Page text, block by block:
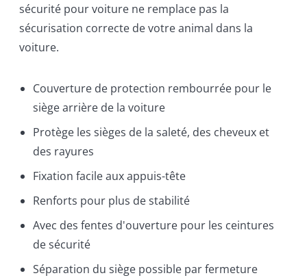
sécurité pour voiture ne remplace pas la
sécurisation correcte de votre animal dans la
voiture.
Couverture de protection rembourrée pour le
siège arrière de la voiture
Protège les sièges de la saleté, des cheveux et
des rayures
Fixation facile aux appuis-tête
Renforts pour plus de stabilité
Avec des fentes d'ouverture pour les ceintures
de sécurité
Séparation du siège possible par fermeture